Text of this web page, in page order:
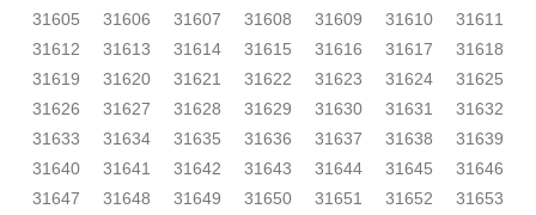
31605
31606 31607 31608 31609 31610
31611
31612
31613 31614 31615 31616 31617
31618
31619
31620 31621 31622 31623 31624
31625
31626
31627 31628 31629 31630 31631
31632
31633
31634 31635 31636 31637 31638
31639
31640
31641 31642 31643 31644 31645
31646
31647
31648 31649 31650 31651 31652
31653